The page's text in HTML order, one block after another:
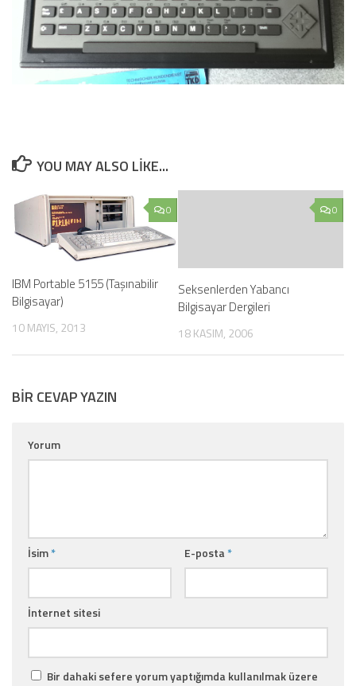
YOU MAY ALSO LIKE...
0
IBM Portable 5155 (Taşınabilir
Bilgisayar)
10 MAYIS, 2013
0
Seksenlerden Yabancı
Bilgisayar Dergileri
18 KASIM, 2006
BIR CEVAP YAZIN
Yorum
İsim* E-posta *
İnternet sitesi
Bir dahaki sefere yorum yaptığımda kullanılmak üzere